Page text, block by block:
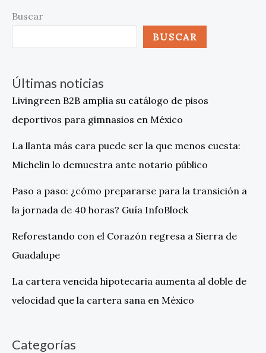
Buscar
BUSCAR
Últimas noticias
Livingreen B2B amplía su catálogo de pisos
deportivos para gimnasios en México
La llanta más cara puede ser la que menos cuesta:
Michelin lo demuestra ante notario público
Paso a paso: ¿cómo prepararse para la transición a
la jornada de 40 horas? Guía InfoBlock
Reforestando con el Corazón regresa a Sierra de
Guadalupe
La cartera vencida hipotecaria aumenta al doble de
velocidad que la cartera sana en México
Categorías